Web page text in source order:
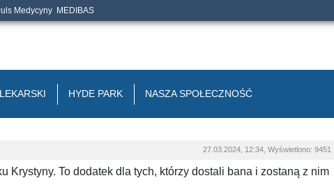
Medycyny MEDIBAS
HYDE PARK NASZA SPOŁECZNOŚĆ
27.03.2024, 12:34, Wyświetlono: 9451
Krystyny. To dodatek dla tych, którzy dostali bana i zostaną z nim